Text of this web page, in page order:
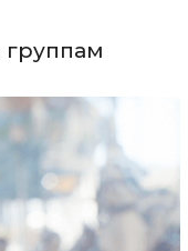
группам